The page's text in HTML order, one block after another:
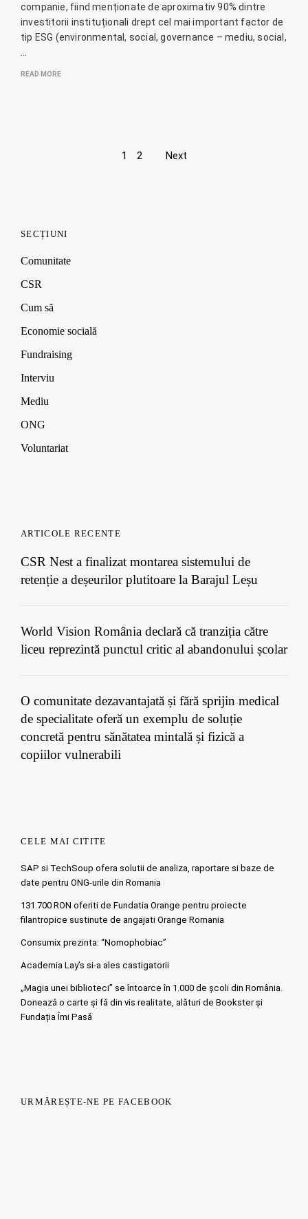
companie, fiind menționate de aproximativ 90% dintre
investitorii instituționali drept cel mai important factor de
tip ESG (environmental, social, governance – mediu, social,
READ MORE
1 2 Next
SECȚIUNI
Comunitate
CSR
Cum să
Economie socială
Fundraising
Interviu
Mediu
ONG
Voluntariat
ARTICOLE RECENTE
CSR Nest a finalizat montarea sistemului de
retenție a deșeurilor plutitoare la Barajul Leșu
World Vision România declară că tranziția către
liceu reprezintă punctul critic al abandonului școlar
O comunitate dezavantajată și fără sprijin medical
de specialitate oferă un exemplu de soluție
concretă pentru sănătatea mintală și fizică a
copiilor vulnerabili
CELE MAI CITITE
SAP si TechSoup ofera solutii de analiza, raportare si baze de
date pentru ONG-urile din Romania
131.700 RON oferiti de Fundatia Orange pentru proiecte
filantropice sustinute de angajati Orange Romania
Consumix prezinta: “Nomophobiac”
Academia Lay’s si-a ales castigatorii
„Magia unei biblioteci” se întoarce în 1.000 de școli din România.
Doneazǎ o carte şi fǎ din vis realitate, alături de Bookster și
Fundația Îmi Pasă
URMĂREȘTE-NE PE FACEBOOK